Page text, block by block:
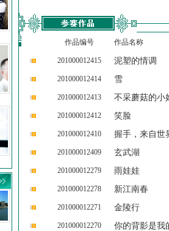
作品编号 作品名称
201000012415 泥塑的情调
201000012414 雪
201000012413 不采蘑菇的小
201000012412 笑脸
201000012410 握手，来自世
201000012409 玄武湖
201000012279 雨娃娃
201000012278 新江南春
201000012271 金陵行
201000012270 你的背影是我